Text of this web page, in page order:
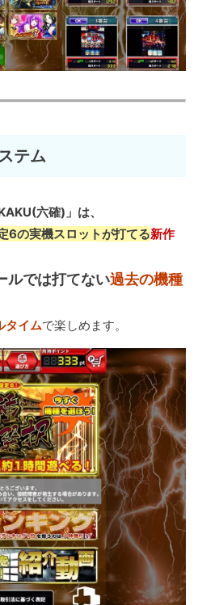
テム
六確)」は、
6の実機スロットが打てる新作
ルでは打てない過去の機種
タイムで楽しめます。